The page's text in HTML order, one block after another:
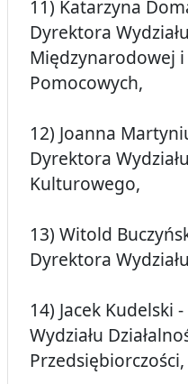
11) Katarzyna
Dyrektora
Międzynarodowej
Pomocowych,
12) Joanna
Dyrektora
Kulturowego,
13) Witold
Dyrektora
14) Jacek
Wydziału
Przedsiębiorczości,